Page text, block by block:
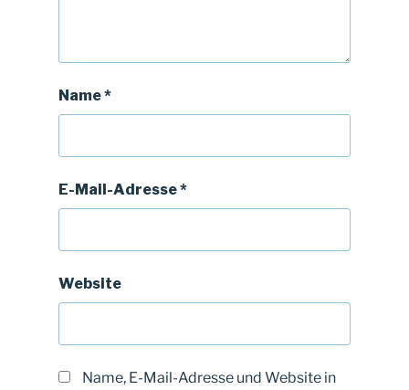
Name*
E-Mail-Adresse*
Website
Name, E-Mail-Adresse und Website in